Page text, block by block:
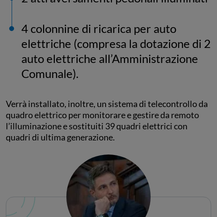
4 colonnine di ricarica per auto
elettriche (compresa la dotazione di 2
auto elettriche all’Amministrazione
Comunale).
Verrà installato, inoltre, un sistema di telecontrollo da
quadro elettrico per monitorare e gestire da remoto
l’illuminazione e sostituiti 39 quadri elettrici con
quadri di ultima generazione.